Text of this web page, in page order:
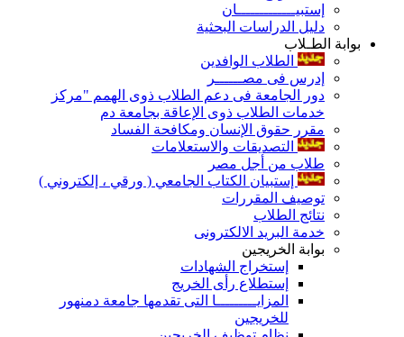
إستبيـــــــــــــان
دليل الدراسات البحثية
بوابة الطـلاب
الطلاب الوافدين
إدرس فى مصــــــر
دور الجامعة فى دعم الطلاب ذوى الهمم "مركز
خدمات الطلاب ذوى الإعاقة بجامعة دم
مقرر حقوق الإنسان ومكافحة الفساد
التصديقات والاستعلامات
طلاب من أجل مصر
إستبيان الكتاب الجامعي ( ورقي ، إلكتروني )
توصيف المقررات
نتائج الطلاب
خدمة البريد الالكترونى
بوابة الخريجين
إستخراج الشهادات
إستطلاع رأى الخريج
المزايـــــــــا التى تقدمها جامعة دمنهور
للخريجين